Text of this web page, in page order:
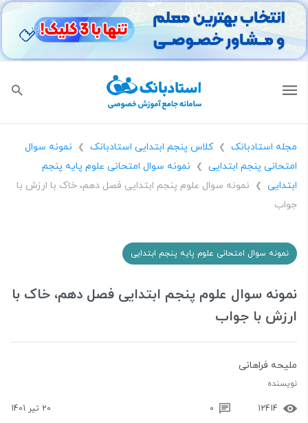
مجله استادبانک ❯ کلاس پنجم ابتدایی استادبانک ❯
نمونه سوال
امتحانی پنجم ابتدایی
❯
نمونه سوال امتحانی علوم پایه پنجم
ابتدایی
❯
نمونه سوال علوم پنجم ابتدایی فصل دهم، خاک با ارزش با
جواب
نمونه سوال امتحانی علوم پایه پنجم ابتدایی
نمونه سوال علوم پنجم ابتدایی فصل دهم، خاک با
ارزش با جواب
ملیحه فراهانی
نویسنده
12414
0 20 تیر 1401